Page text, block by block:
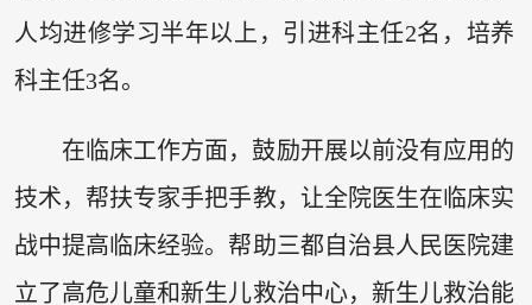
人均进修学习半年以上，引进科主任2名，培养
科主任3名。
在临床工作方面，鼓励开展以前没有应用的
技术，帮扶专家手把手教，让全院医生在临床实
战中提高临床经验。帮助三都自治县人民医院建
立了高危儿童和新生儿救治中心，新生儿救治能